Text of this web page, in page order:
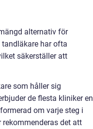
alternativ för
har ofta
säkerställer att
som håller sig
de flesta kliniker en
om varje steg i
det att